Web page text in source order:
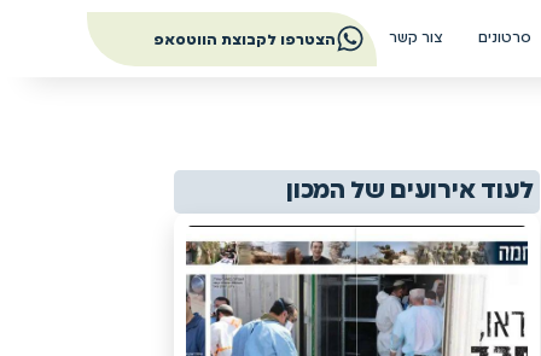
סרטונים צור קשר הצטרפו לקבוצת הווטסאפ
לעוד אירועים של המכון